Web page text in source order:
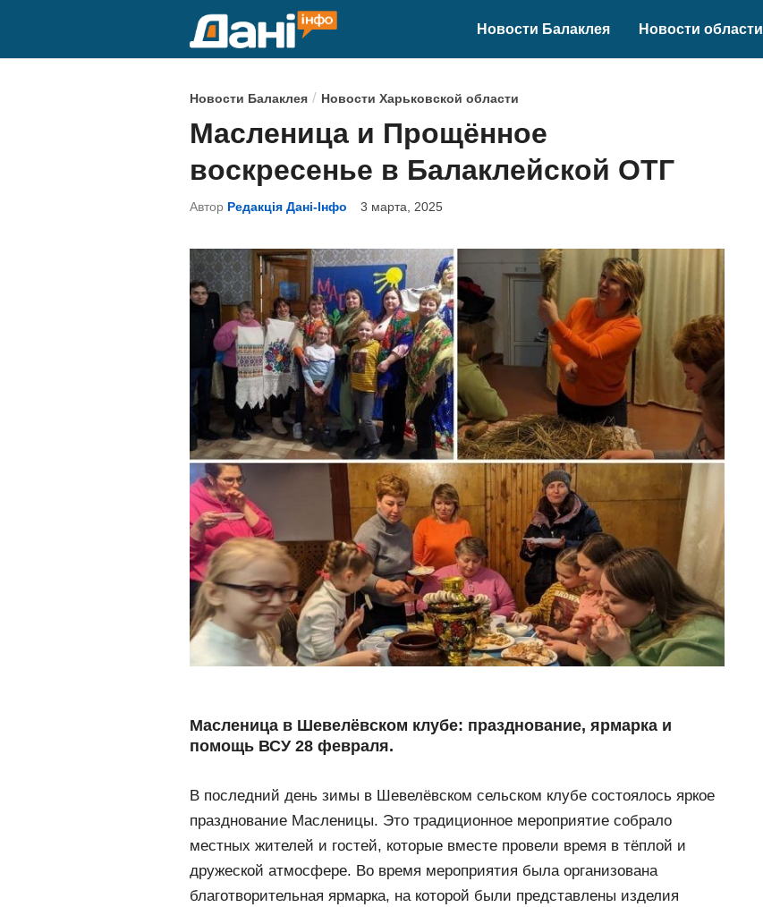
Новости Балаклея Новости области
О
п
у
б
к
о
в
о
Новости Балаклея / Новости Харьковской области
Масленица и Прощённое
воскресенье в Балаклейской ОТГ
Автор Редакція Дані-Інфо 3 марта, 2025
Масленица в Шевелёвском клубе: празднование, ярмарка и
помощь ВСУ 28 февраля.
В последний день зимы в Шевелёвском сельском клубе состоялось яркое
празднование Масленицы. Это традиционное мероприятие собрало
местных жителей и гостей, которые вместе провели время в тёплой и
дружеской атмосфере. Во время мероприятия была организована
благотворительная ярмарка, на которой были представлены изделия